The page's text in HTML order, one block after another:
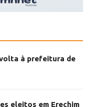
à prefeitura de
eleitos em Erechim